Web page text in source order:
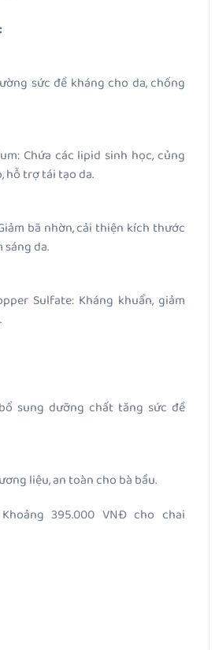
sức đề kháng cho da, chống
Chứa các lipid sinh học, củng
hỗ trợ tái tạo da.
bã nhờn, cải thiện kích thước
da.
Sulfate: Kháng khuẩn, giảm
sung dưỡng chất tăng sức đề
liệu, an toàn cho bà bầu.
Khoảng 395.000 VNĐ cho chai